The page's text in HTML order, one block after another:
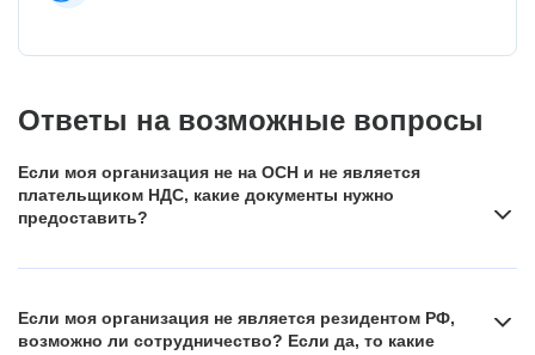
Ответы на возможные вопросы
Если моя организация не на ОСН и не является
плательщиком НДС, какие документы нужно
предоставить?
применения ими упрощённой системы налогообложения,
Если моя организация не является резидентом РФ,
возможно ли сотрудничество? Если да, то какие